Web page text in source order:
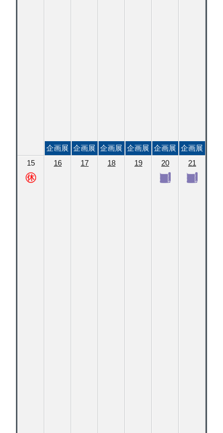
企画展 企画展 企画展 企画展 企画展
企画展
15
16 17 18 19 20 21